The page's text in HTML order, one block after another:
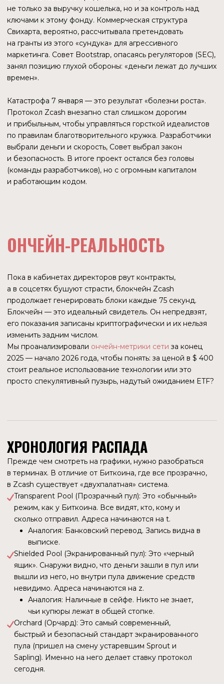
НОВЫЕ «ХОЗЯЕВА» ZEC
дефицитом. Почему киты зашли в ZEC по $245-$500
Grayscale и ставка на ETF:
Траст Grayscale Zcash
с дисконтом или премией. Их заявка
на конвертацию в спотовый ETF (26 ноября 2025) —
это сигнал рынку: «Мы договорились с SEC.
Приватность больше не токсична». Grayscale
не играет в азартные игры, они играют наверняка.
Их вход легитимизировал актив.
Cypherpunk Technologies (бывшая Leap Therapeutics)
и Reliance Global Group — объявили о превращении
в «казначейства Zcash» (DAT — Digital Asset Treasury).
Cypherpunk Technologies вложила $ 50 млн.,
выкупив более 200 000 ZEC.
Relianceполностьюизбавилась от биткоина
и эфира, переложив все резервы в Zcash.
Логика инвесторов: биткоин уже вырос и стал
«тяжелым». Zcash имеет ту же математику (21 млн.
монет, халвинги), но стоит в разы дешевле своего
потенциала и обладает уникальным свойством
(приватность), которого нет у биткоина. Это ставка
на асимметричный доход
КОГДА ДЕНЬГИ СТАНОВЯТСЯ ПРОБЛЕМОЙ
В 2024 году, когда ZEC стоил $ 30, в Lockbox капали
копейки. Это мало кого волновало.
Но в ноябре 2025 года, при цене ZEC в $ 750, эти 12%
работает. В конце 2025 года (с обновлением NU6.1)
сообщество активировало протоколы для
«Ретроактивных грантов» (Retroactive Grants) — выплат
Однако масштаб капитала создал политический кризис.
Технически механизм работает, средства
распределяются.
Политически огромная куча денег без единого
Конфликт 7 января во многом объясняется тем, что
коммерчески настроенная команда ECC во главе
со Свихартом хотела использовать этот ресурс для
агрессивной экспансии, а консервативный Совет
Bootstrap (держатель ключей) боялся нецелевого
расходования и внимания регуляторов. Деньги
80%МАЙНЕРАМ
(БЕЗОПАСНОСТЬ СЕТИ)
8%ГРАНТЫ СООБЩЕСТВА
(ZCG)
12% LOCKBOX
(ЗАМОРОЖЕННЫЙ РЕЗЕРВ)
Именно эти 12% стали бомбой замедленного действия.
Изначально это задумывалось как «копилка» на черный
ожидал, что «копилка» превратится в золотое хранилище.